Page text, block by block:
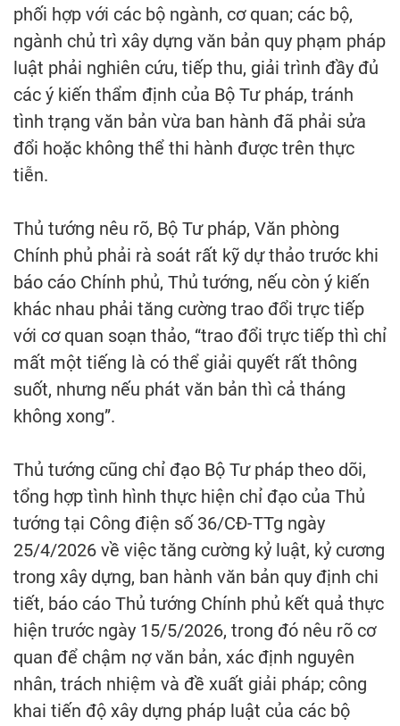
phối hợp với các bộ ngành, cơ quan; các bộ,
ngành chủ trì xây dựng văn bản quy phạm pháp
luật phải nghiên cứu, tiếp thu, giải trình đầy đủ
các ý kiến thẩm định của Bộ Tư pháp, tránh
tình trạng văn bản vừa ban hành đã phải sửa
đổi hoặc không thể thi hành được trên thực
tiễn.
Thủ tướng nêu rõ, Bộ Tư pháp, Văn phòng
Chính phủ phải rà soát rất kỹ dự thảo trước khi
báo cáo Chính phủ, Thủ tướng, nếu còn ý kiến
khác nhau phải tăng cường trao đổi trực tiếp
với cơ quan soạn thảo, “trao đổi trực tiếp thì chỉ
mất một tiếng là có thể giải quyết rất thông
suốt, nhưng nếu phát văn bản thì cả tháng
không xong”.
Thủ tướng cũng chỉ đạo Bộ Tư pháp theo dõi,
tổng hợp tình hình thực hiện chỉ đạo của Thủ
tướng tại Công điện số 36/CĐ-TTg ngày
25/4/2026 về việc tăng cường kỷ luật, kỷ cương
trong xây dựng, ban hành văn bản quy định chi
tiết, báo cáo Thủ tướng Chính phủ kết quả thực
hiện trước ngày 15/5/2026, trong đó nêu rõ cơ
quan để chậm nợ văn bản, xác định nguyên
nhân, trách nhiệm và đề xuất giải pháp; công
khai tiến độ xây dựng pháp luật của các bộ